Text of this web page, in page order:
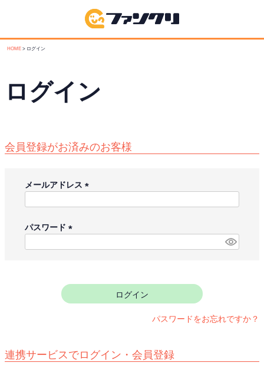
HOME ログイン
ログイン
会員登録がお済みのお客様
メールアドレス
)
パスワード
ログイン
パスワードをお忘れですか？
連携サービスでログイン・会員登録